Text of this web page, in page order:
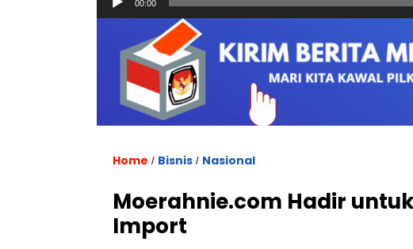
00:00
Home / Bisnis / Nasional
Moerahnie.com Hadir
Import